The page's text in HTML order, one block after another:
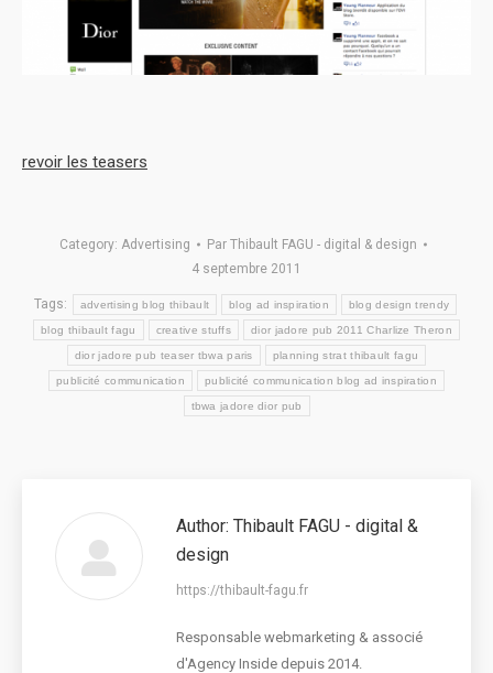
revoir les teasers
Category: Advertising Par Thibault FAGU - digital & design
4 septembre 2011
Tags: advertising blog thibault blog ad inspiration blog design trendy
blog thibault fagu creative stuffs dior jadore pub 2011 Charlize Theron
dior jadore pub teaser tbwa paris planning strat thibault fagu
publicité communication publicité communication blog ad inspiration
tbwa jadore dior pub
Author: Thibault FAGU - digital &
design
https://thibault-fagu.fr
Responsable webmarketing & associé
d'Agency Inside depuis 2014.